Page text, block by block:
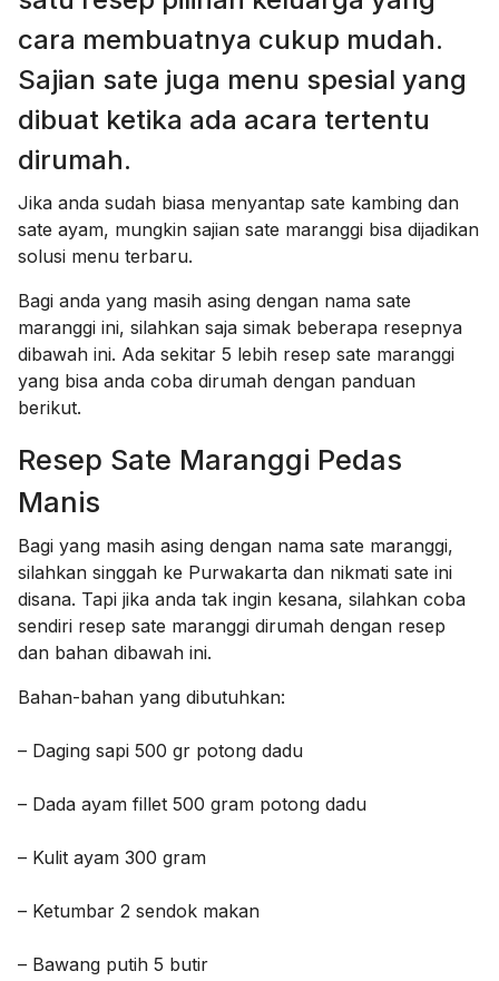
cara membuatnya cukup mudah.
Sajian sate juga menu spesial yang
dibuat ketika ada acara tertentu
dirumah.
Jika anda sudah biasa menyantap sate kambing dan
sate ayam, mungkin sajian sate maranggi bisa dijadikan
solusi menu terbaru.
Bagi anda yang masih asing dengan nama sate
maranggi ini, silahkan saja simak beberapa resepnya
dibawah ini. Ada sekitar 5 lebih resep sate maranggi
yang bisa anda coba dirumah dengan panduan
berikut.
Resep Sate Maranggi Pedas
Manis
Bagi yang masih asing dengan nama sate maranggi,
silahkan singgah ke Purwakarta dan nikmati sate ini
disana. Tapi jika anda tak ingin kesana, silahkan coba
sendiri resep sate maranggi dirumah dengan resep
dan bahan dibawah ini.
Bahan-bahan yang dibutuhkan:
– Daging sapi 500 gr potong dadu
– Dada ayam fillet 500 gram potong dadu
– Kulit ayam 300 gram
– Ketumbar 2 sendok makan
– Bawang putih 5 butir